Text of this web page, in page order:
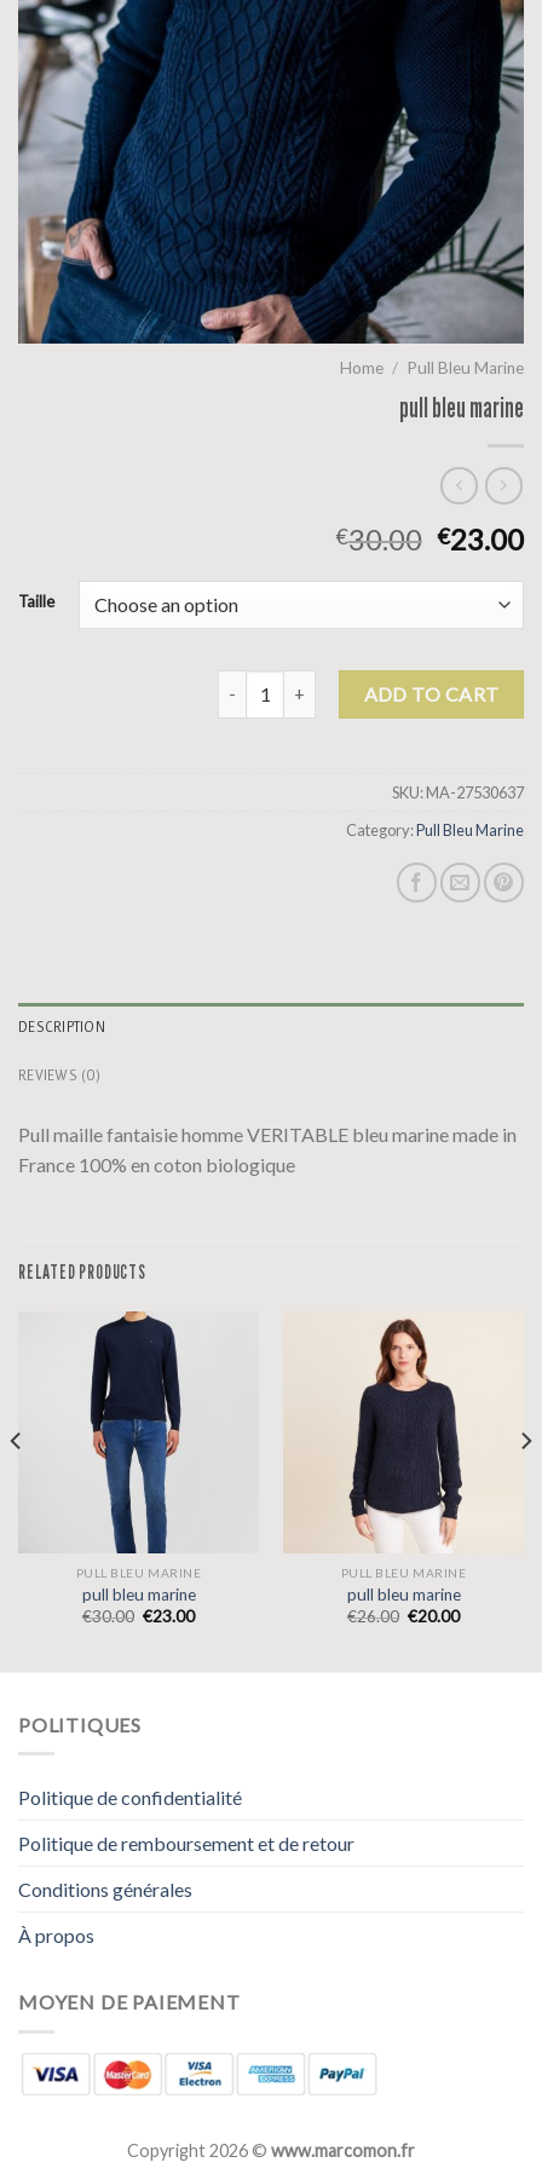
Home / Pull Bleu Marine
pull bleu marine
€30.00 €23.00
Taille
pull bleu marine quantityADD TO CART
SKU:MA-27530637
Category:Pull Bleu Marine
DESCRIPTION
REVIEWS (0)
Pull maille fantaisie homme VERITABLE bleu marine made in
France 100% en coton biologique
RELATED PRODUCTS
PULL BLEU MARINE
pull bleu marine
€30.00 €23.00
PULL BLEU MARINE
pull bleu marine
€26.00 €20.00
POLITIQUES
Politique de confidentialité
Politique de remboursement et de retour
Conditions générales
À propos
MOYEN DE PAIEMENT
Copyright 2026 © www.marcomon.fr